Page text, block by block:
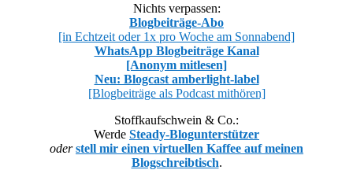
Nichts verpassen:
Blogbeiträge-Abo
[in Echtzeit oder 1x pro Woche am Sonnabend]
WhatsApp Blogbeiträge Kanal
[Anonym mitlesen]
Neu: Blogcast amberlight-label
[Blogbeiträge als Podcast mithören]
Stoffkaufschwein & Co.:
Werde Steady-Blogunterstützer
oder stell mir einen virtuellen Kaffee auf meinen
Blogschreibtisch.